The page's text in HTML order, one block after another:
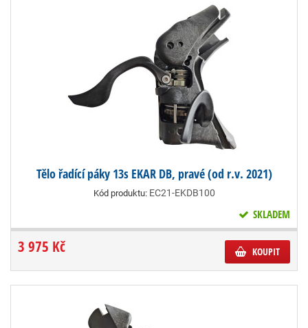
Tělo řadící páky 13s EKAR DB, pravé (od r.v. 2021)
Kód produktu: EC21-EKDB100
SKLADEM
3 975 Kč KOUPIT